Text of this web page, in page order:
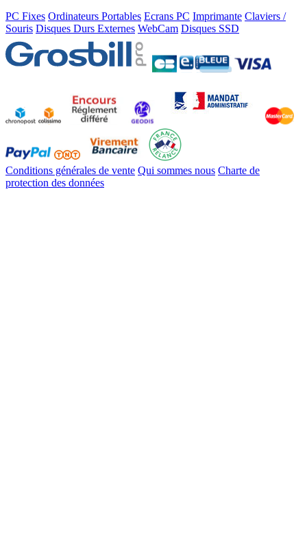
PC Fixes Ordinateurs Portables Ecrans PC Imprimante Claviers /
Souris Disques Durs Externes WebCam Disques SSD
Conditions générales de vente Qui sommes nous Charte de
protection des données